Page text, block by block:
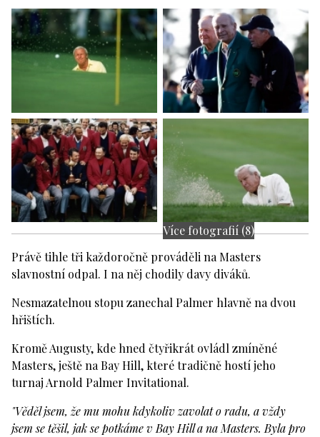
Více fotografií (8)
Právě tihle tři každoročně prováděli na Masters
slavnostní odpal. I na něj chodily davy diváků.
Nesmazatelnou stopu zanechal Palmer hlavně na dvou
hřištích.
Kromě Augusty, kde hned čtyřikrát ovládl zmíněné
Masters, ještě na Bay Hill, které tradičně hostí jeho
turnaj Arnold Palmer Invitational.
"Věděl jsem, že mu mohu kdykoliv zavolat o radu, a vždy
jsem se těšil, jak se potkáme v Bay Hill a na Masters. Byla pro